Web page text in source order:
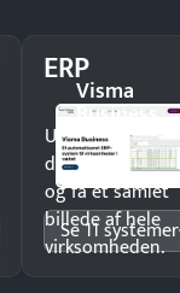
ERPVisma
Business
Undgå
og få ét samlet
billede af hele
virksomheden.
Se 11 systemer